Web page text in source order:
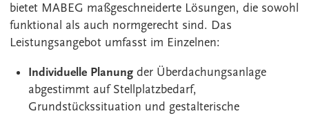
bietet MABEG maßgeschneiderte Lösungen, die sowohl
funktional als auch normgerecht sind. Das
Leistungsangebot umfasst im Einzelnen:
Individuelle Planungder Überdachungsanlage
abgestimmt auf Stellplatzbedarf,
Grundstückssituation und gestalterische